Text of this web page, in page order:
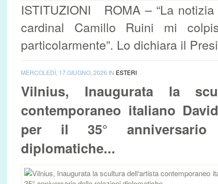
ISTITUZIONI ROMA – “La
cardinal Camillo Ruini mi
particolarmente”. Lo dichiara il
MERCOLEDÌ, 17 GIUGNO, 2026 IN ESTERI
Vilnius, Inaugurata la
contemporaneo italiano
per il 35° anniversario
diplomatiche...